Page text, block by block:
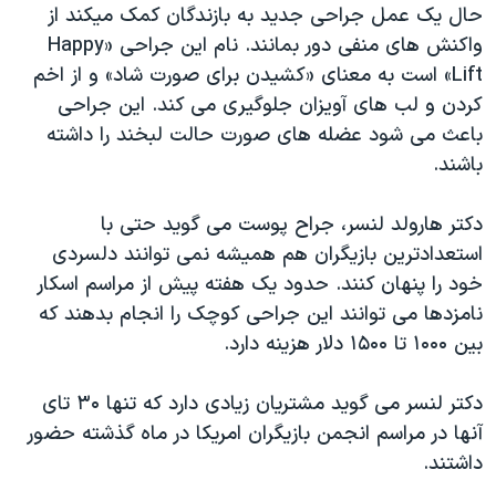
حال یک عمل جراحی جدید به بازندگان کمک میکند از
واکنش های منفی دور بمانند. نام این جراحی «Happy
Lift» است به معنای «کشیدن برای صورت شاد» و از اخم
کردن و لب های آویزان جلوگیری می کند. این جراحی
باعث می شود عضله های صورت حالت لبخند را داشته
باشند.
دکتر هارولد لنسر، جراح پوست می گوید حتی با
استعدادترین بازیگران هم همیشه نمی توانند دلسردی
خود را پنهان کنند. حدود یک هفته پیش از مراسم اسکار
نامزدها می توانند این جراحی کوچک را انجام بدهند که
بین ۱۰۰۰ تا ۱۵۰۰ دلار هزینه دارد.
دکتر لنسر می گوید مشتریان زیادی دارد که تنها ۳۰ تای
آنها در مراسم انجمن بازیگران امریکا در ماه گذشته حضور
داشتند.